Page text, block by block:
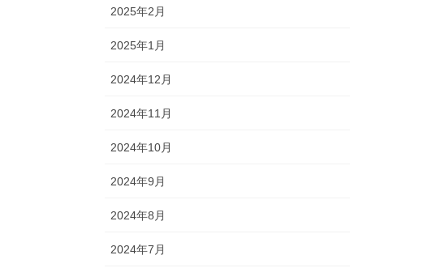
2025年2月
2025年1月
2024年12月
2024年11月
2024年10月
2024年9月
2024年8月
2024年7月